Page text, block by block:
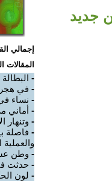
جديد
إجمالي
المقالات
-
- في هجر
- نساء
- أماني
- وتنهار
- فاصلة
والعملية
- وطن
- حدثت
- لون